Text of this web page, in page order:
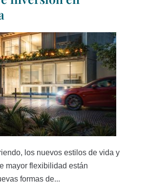
los nuevos estilos de vida y
mayor flexibilidad están
formas de...